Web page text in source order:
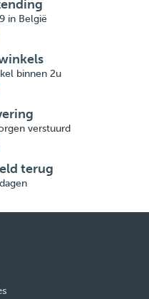
in België
binnen 2u
verstuurd
terug